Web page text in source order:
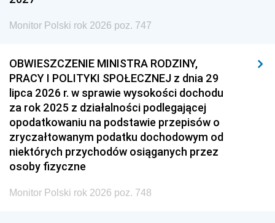
Monitor Polski rok 2026 poz. 747
OBWIESZCZENIE MINISTRA RODZINY,
PRACY I POLITYKI SPOŁECZNEJ z dnia 29
lipca 2026 r. w sprawie wysokości dochodu
za rok 2025 z działalności podlegającej
opodatkowaniu na podstawie przepisów o
zryczałtowanym podatku dochodowym od
niektórych przychodów osiąganych przez
osoby fizyczne
Monitor Polski rok 2026 poz. 748